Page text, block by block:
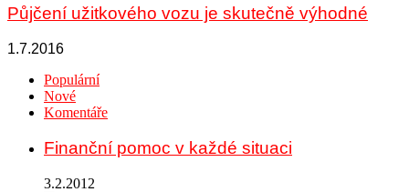
Půjčení užitkového vozu je skutečně výhodné
1.7.2016
Populární
Nové
Komentáře
Finanční pomoc v každé situaci
3.2.2012